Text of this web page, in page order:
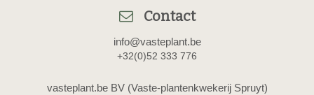
Contact
info@vasteplant.be
+32(0)52 333 776
vasteplant.be BV (Vaste-plantenkwekerij Spruyt)